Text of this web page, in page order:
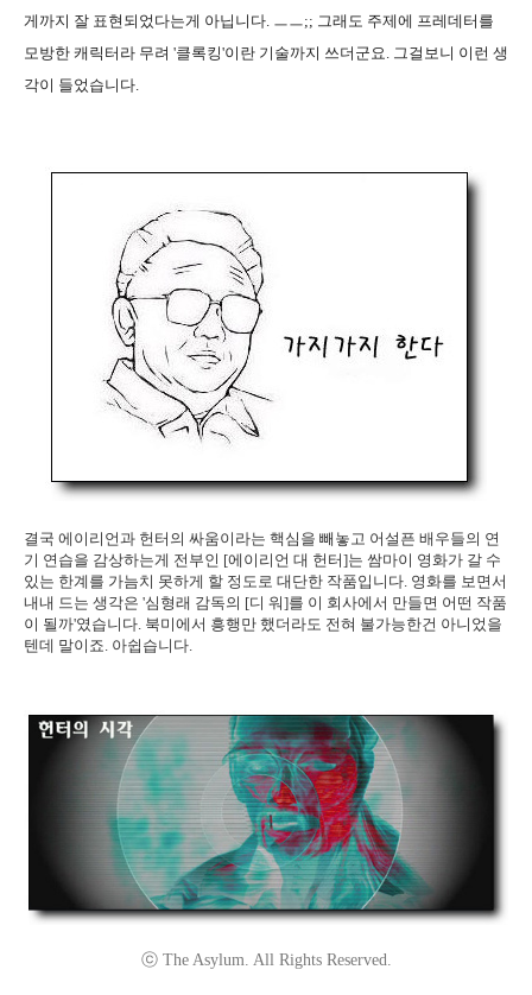
게까지 잘 표현되었다는게 아닙니다. ㅡㅡ;; 그래도 주제에 프레데터를
모방한 캐릭터라 무려 '클록킹'이란 기술까지 쓰더군요. 그걸보니 이런 생
각이 들었습니다.
결국 에이리언과 헌터의 싸움이라는 핵심을 빼놓고 어설픈 배우들의 연
기 연습을 감상하는게 전부인 [에이리언 대 헌터]는 쌈마이 영화가 갈 수
있는 한계를 가늠치 못하게 할 정도로 대단한 작품입니다. 영화를 보면서
내내 드는 생각은 '심형래 감독의 [디 워]를 이 회사에서 만들면 어떤 작품
이 될까'였습니다. 북미에서 흥행만 했더라도 전혀 불가능한건 아니었을
텐데 말이죠. 아쉽습니다.
ⓒ The Asylum. All Rights Reserved.